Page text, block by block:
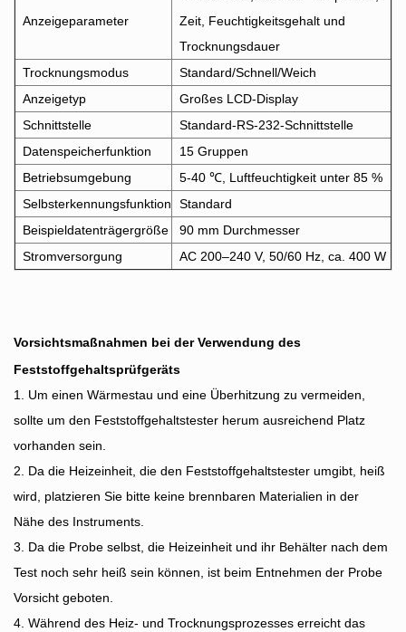
Anzeigeparameter
Zeit, Feuchtigkeitsgehalt und
Trocknungsdauer
Trocknungsmodus
Standard/Schnell/Weich
Anzeigetyp
Großes LCD-Display
Schnittstelle
Standard-RS-232-Schnittstelle
Datenspeicherfunktion
15 Gruppen
Betriebsumgebung
5-40 ℃, Luftfeuchtigkeit unter 85 %
Selbsterkennungsfunktion
Standard
Beispieldatenträgergröße
90 mm Durchmesser
Stromversorgung
AC 200–240 V, 50/60 Hz, ca. 400 W
Vorsichtsmaßnahmen bei der Verwendung des
Feststoffgehaltsprüfgeräts
1. Um einen Wärmestau und eine Überhitzung zu vermeiden,
sollte um den Feststoffgehaltstester herum ausreichend Platz
vorhanden sein.
2. Da die Heizeinheit, die den Feststoffgehaltstester umgibt, heiß
wird, platzieren Sie bitte keine brennbaren Materialien in der
Nähe des Instruments.
3. Da die Probe selbst, die Heizeinheit und ihr Behälter nach dem
Test noch sehr heiß sein können, ist beim Entnehmen der Probe
Vorsicht geboten.
4. Während des Heiz- und Trocknungsprozesses erreicht das